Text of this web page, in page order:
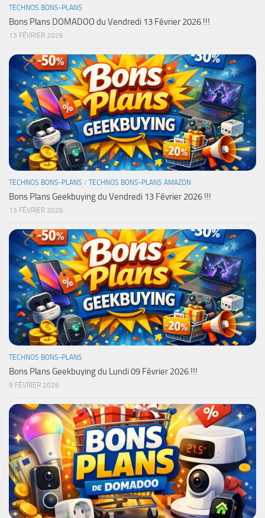
TECHNOS BONS-PLANS
Bons Plans DOMADOO du Vendredi 13 Février 2026 !!!
13 FÉVRIER 2026
TECHNOS BONS-PLANS / TECHNOS BONS-PLANS AMAZON
Bons Plans Geekbuying du Vendredi 13 Février 2026 !!!
13 FÉVRIER 2026
TECHNOS BONS-PLANS
Bons Plans Geekbuying du Lundi 09 Février 2026 !!!
9 FÉVRIER 2026